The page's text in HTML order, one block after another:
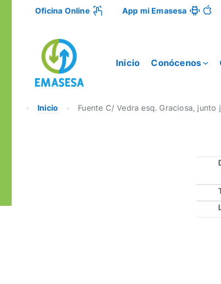
Oficina Online App mi Emasesa
Inicio Conócenos
Inicio Fuente C/ Vedra esq. Graciosa,